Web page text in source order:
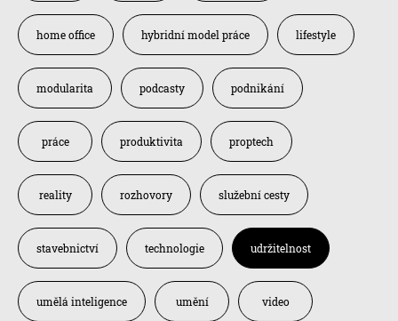
home office hybridní model práce lifestyle
modularita podcasty podnikání
práce produktivita proptech
reality rozhovory služební cesty
stavebnictví technologie udržitelnost
umělá inteligence umění video